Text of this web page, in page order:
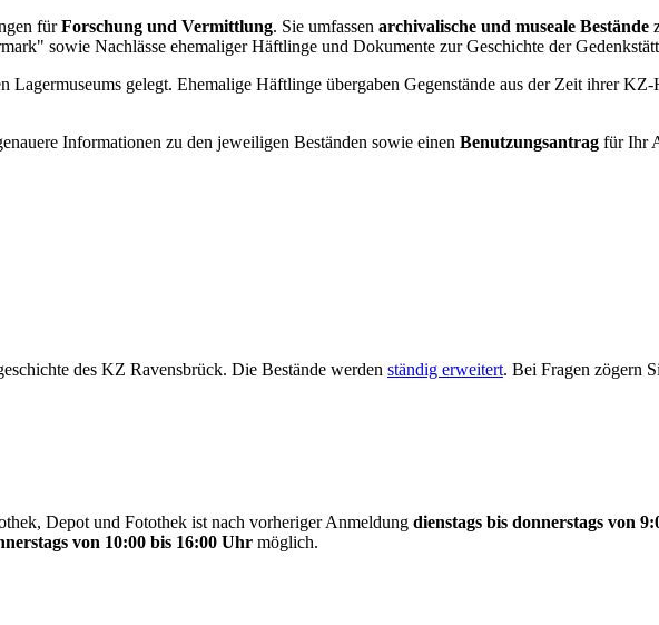
fürForschung und Vermittlung. Sie umfassen archivalische und museale Bestände
sowie Nachlässe ehemaliger Häftlinge und Dokumente zur Geschichte der
gelegt. Ehemalige Häftlinge übergaben Gegenstände aus der Zeit ihrer
Informationen zu den jeweiligen Beständen sowie einen Benutzungsantrag für Ihr
des KZ Ravensbrück. Die Bestände werden ständig erweitert. Bei Fragen zögern
Depot und Fotothek ist nach vorheriger Anmeldung dienstags bis donnerstags von
von 10:00 bis 16:00 Uhr möglich.